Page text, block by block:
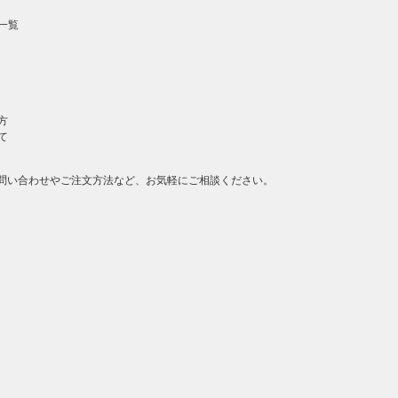
覧
い合わせやご注文方法など、お気軽にご相談ください。